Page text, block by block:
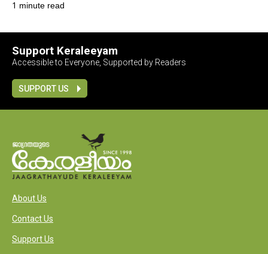
1 minute read
Support Keraleeyam
Accessible to Everyone, Supported by Readers
SUPPORT US
About Us
Contact Us
Support Us